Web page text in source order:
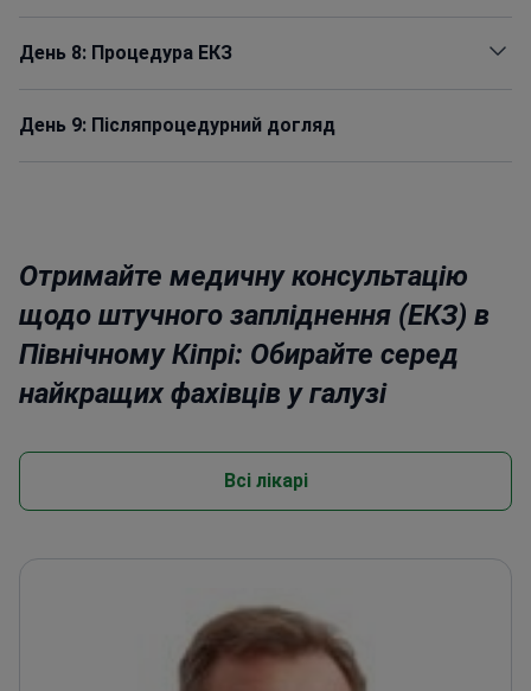
День 8: Процедура ЕКЗ
День 9: Післяпроцедурний догляд
Отримайте медичну консультацію
щодо штучного запліднення (ЕКЗ) в
Північному Кіпрі: Обирайте серед
найкращих фахівців у галузі
Всі лікарі